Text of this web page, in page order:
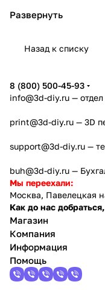
промышленности,
обработка и другие.
Охладители и
отличаются
стабильную
ключевым
промышленных
Бренд TEYU (S&A)
охладителей и
мощности и
удовлетворить
промышленности.
совершенствует
чтобы обеспечить
Назад к списку
8 (800) 500-45-93
info@3d-diy.ru —
print@3d-diy.ru — 3D
support@3d-diy.ru —
buh@3d-diy.ru —
Мы переехали:
Москва, Павелецкая
Как до нас
Магазин
Компания
Информация
Помощь